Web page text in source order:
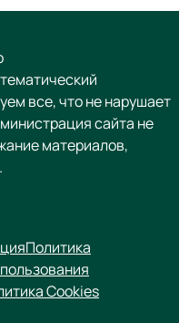
все, что не нарушает
сайта не
материалов,
Политика
Cookies